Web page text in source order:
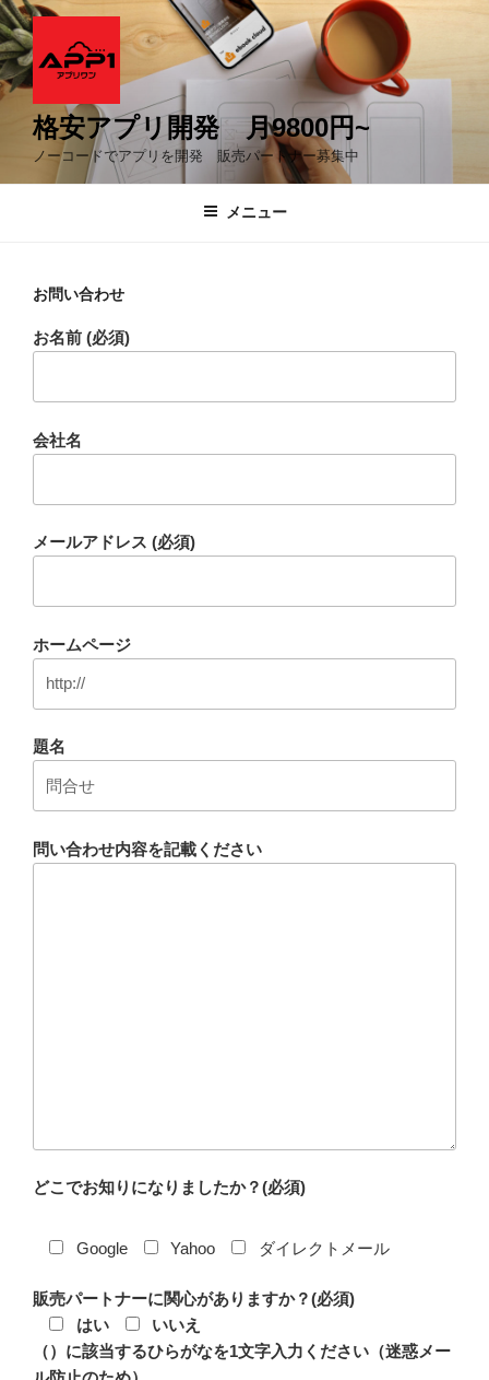
コ
ン
テ
ン
格安アプリ開発 月9800円~
ノーコードでアプリを開発 販売パートナー募集中
メニュー
お問い合わせ
お名前 (必須)
会社名
メールアドレス (必須)
ホームページ
題名
問い合わせ内容を記載ください
どこでお知りになりましたか？(必須)
Google Yahoo ダイレクトメール
販売パートナーに関心がありますか？(必須)
はい
いいえ
（）に該当するひらがなを1文字入力ください（迷惑メー